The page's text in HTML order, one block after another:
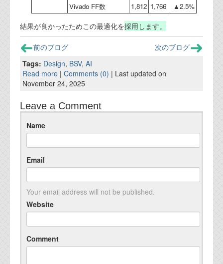
Vivado FF数 1,812 1,766 ▲2.5%
結果が良かったためこの最適化を採用します。
前のブログ
次のブログ
Tags: Design, BSV, AI
Read more | Comments (0) | Last updated on
November 24, 2025
Leave a Comment
Name
Email
Your email address will not be published.
Website
Comment